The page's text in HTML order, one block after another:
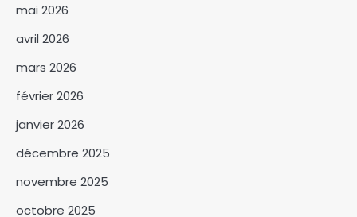
mai 2026
avril 2026
mars 2026
février 2026
janvier 2026
décembre 2025
novembre 2025
octobre 2025